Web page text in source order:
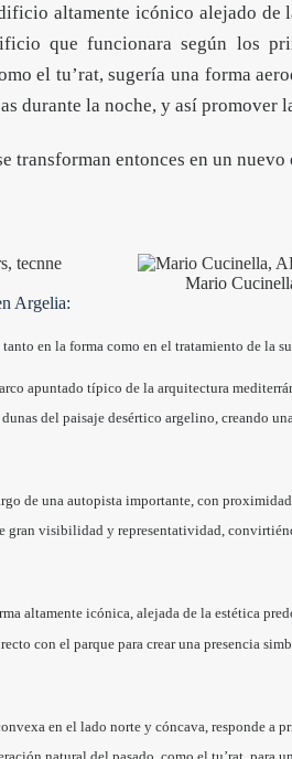
altamente icónico alejado
que funcionara según los
el tu’rat, sugería una forma
durante la noche, y así
transforman entonces en un
Mario
Argelia:
en la forma como en el tratamiento de la
apuntado típico de la arquitectura
del paisaje desértico argelino, creando
de una autopista importante, con
gran visibilidad y representatividad,
altamente icónica, alejada de la estética
con el parque para crear una presencia
en el lado norte y cóncava, responde a